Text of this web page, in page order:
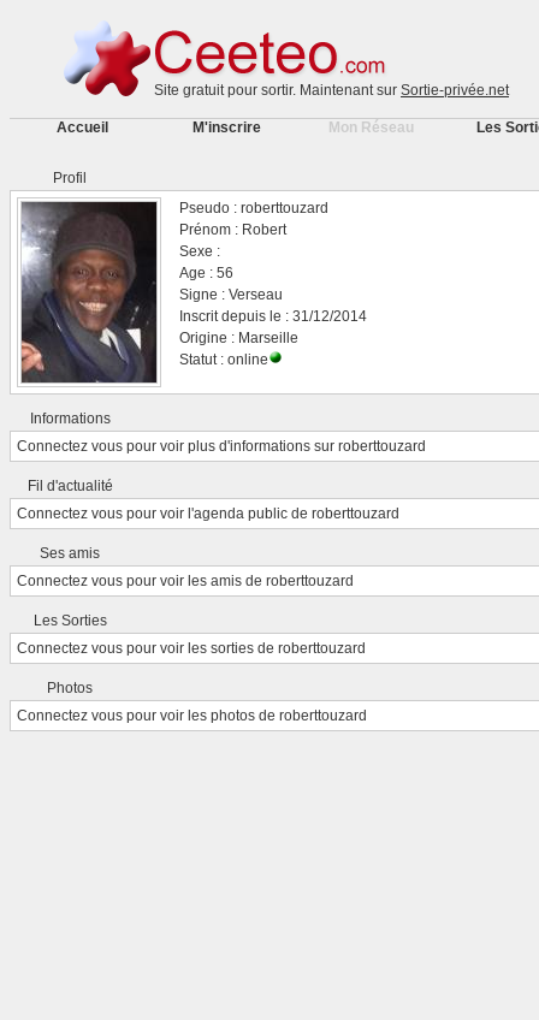
Site gratuit pour sortir. Maintenant sur Sortie-privée.net
Accueil M'inscrire Mon Réseau Les
Profil
Pseudo : roberttouzard
Prénom : Robert
Sexe :
Age : 56
Signe : Verseau
Inscrit depuis le : 31/12/2014
Origine : Marseille
Statut : online
Informations
Connectez vous pour voir plus d'informations sur roberttouzard
Fil d'actualité
Connectez vous pour voir l'agenda public de roberttouzard
Ses amis
Connectez vous pour voir les amis de roberttouzard
Les Sorties
Connectez vous pour voir les sorties de roberttouzard
Photos
Connectez vous pour voir les photos de roberttouzard